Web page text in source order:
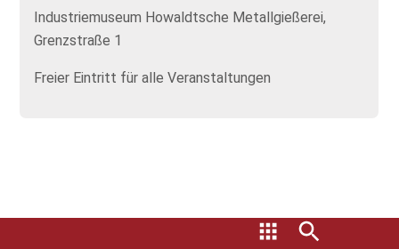
Industriemuseum Howaldtsche Metallgießerei,
Grenzstraße 1
Freier Eintritt für alle Veranstaltungen